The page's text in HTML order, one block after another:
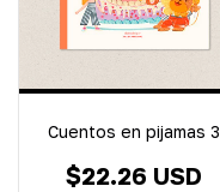
Cuentos en pijamas 3
$22.26 USD